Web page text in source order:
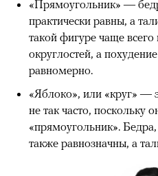
«Прямоугольник» —
практически равны, а
такой фигуре чаще
округлостей, а
равномерно.
«Яблоко», или «круг» —
не так часто, поскольку
«прямоугольник».
также равнозначны, а